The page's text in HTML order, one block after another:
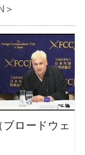
＞
ブロードウェ